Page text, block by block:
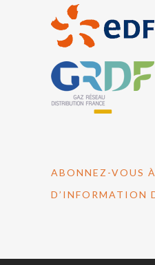
ABONNEZ-VOUS
D’INFORMATION